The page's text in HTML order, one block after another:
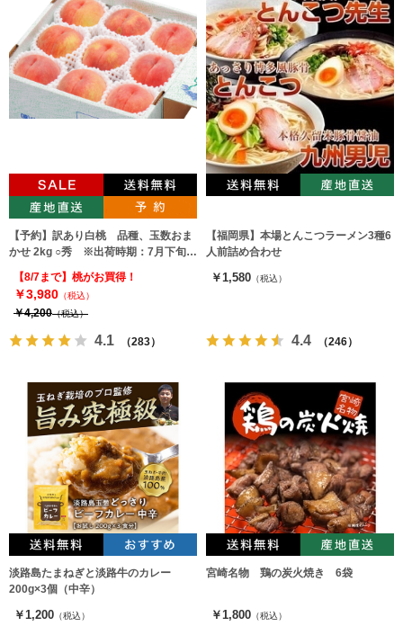
【予約】訳あり白桃 品種、玉数おま
かせ 2kg ○秀 ※出荷時期：7月下旬～
9月上旬
【8/7まで】桃がお買得！
￥3,980 （税込）
￥4,200（税込）
4.1 （283）
【福岡県】本場とんこつラーメン3種6
人前詰め合わせ
￥1,580 （税込）
4.4 （246）
淡路島たまねぎと淡路牛のカレー
200g×3個（中辛）
￥1,200 （税込）
宮崎名物 鶏の炭火焼き 6袋
￥1,800 （税込）